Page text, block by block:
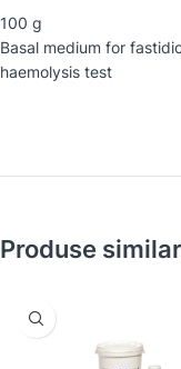
100 g
Basal medium for
haemolysis test
Produse